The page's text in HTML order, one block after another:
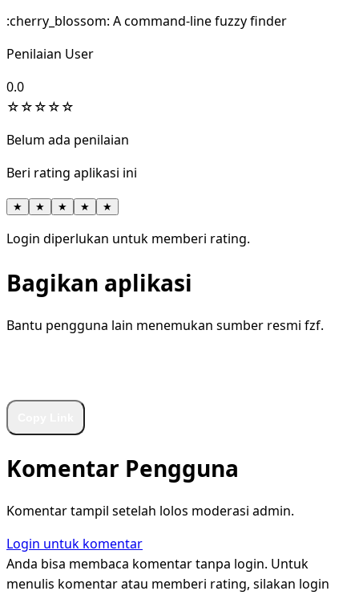
:cherry_blossom: A command-line fuzzy finder
Penilaian User
0.0
☆☆☆☆☆
Belum ada penilaian
Beri rating aplikasi ini
★ ★ ★ ★ ★
Login diperlukan untuk memberi rating.
Bagikan aplikasi
Bantu pengguna lain menemukan sumber resmi fzf.
Komentar Pengguna
Komentar tampil setelah lolos moderasi admin.
Login untuk komentar
Anda bisa membaca komentar tanpa login. Untuk
menulis komentar atau memberi rating, silakan login